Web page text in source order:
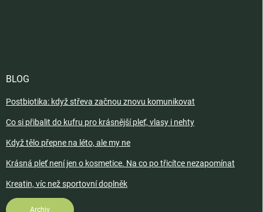
BLOG
Postbiotika: když střeva začnou znovu komunikovat
Co si přibalit do kufru pro krásnější pleť, vlasy i nehty
Když tělo přepne na léto, ale my ne
Krásná pleť není jen o kosmetice. Na co po třicítce nezapomínat
Kreatin, víc než sportovní doplněk
Archiv